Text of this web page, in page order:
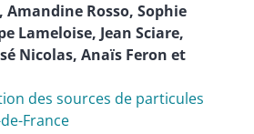
, Amandine Rosso, Sophie
Lameloise, Jean Sciare,
Nicolas, Anaïs Feron et
des sources de particules
France